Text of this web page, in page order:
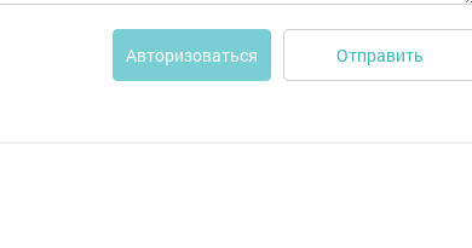
Авторизоваться Отправить